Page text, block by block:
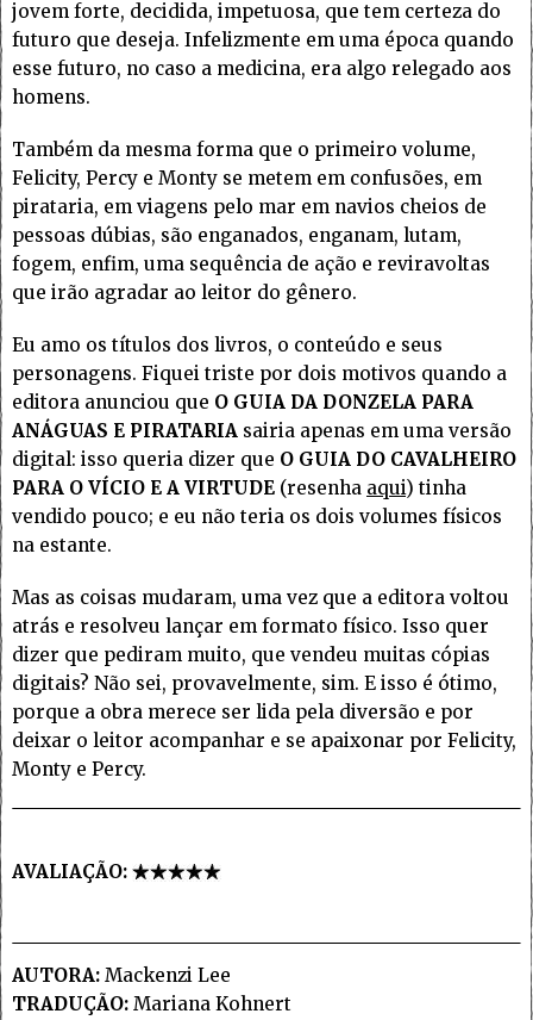
jovem forte, decidida, impetuosa, que tem certeza do
futuro que deseja. Infelizmente em uma época quando
esse futuro, no caso a medicina, era algo relegado aos
homens.
Também da mesma forma que o primeiro volume,
Felicity, Percy e Monty se metem em confusões, em
pirataria, em viagens pelo mar em navios cheios de
pessoas dúbias, são enganados, enganam, lutam,
fogem, enfim, uma sequência de ação e reviravoltas
que irão agradar ao leitor do gênero.
Eu amo os títulos dos livros, o conteúdo e seus
personagens. Fiquei triste por dois motivos quando a
editora anunciou que O GUIA DA DONZELA PARA
ANÁGUAS E PIRATARIA sairia apenas em uma versão
digital: isso queria dizer que O GUIA DO CAVALHEIRO
PARA O VÍCIO E A VIRTUDE (resenha aqui) tinha
vendido pouco; e eu não teria os dois volumes físicos
na estante.
Mas as coisas mudaram, uma vez que a editora voltou
atrás e resolveu lançar em formato físico. Isso quer
dizer que pediram muito, que vendeu muitas cópias
digitais? Não sei, provavelmente, sim. E isso é ótimo,
porque a obra merece ser lida pela diversão e por
deixar o leitor acompanhar e se apaixonar por Felicity,
Monty e Percy.
AVALIAÇÃO:
AUTORA: Mackenzi Lee
TRADUÇÃO: Mariana Kohnert